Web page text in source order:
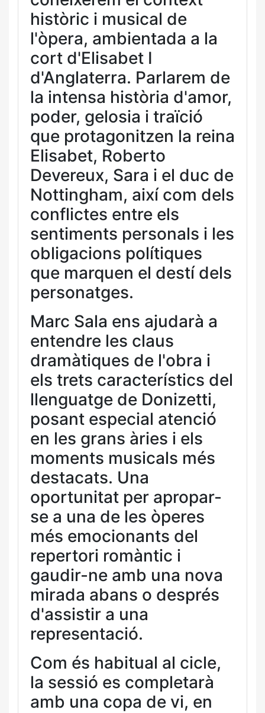
històric i musical de
l'òpera, ambientada a la
cort d'Elisabet I
d'Anglaterra. Parlarem de
la intensa història d'amor,
poder, gelosia i traïció
que protagonitzen la reina
Elisabet, Roberto
Devereux, Sara i el duc de
Nottingham, així com dels
conflictes entre els
sentiments personals i les
obligacions polítiques
que marquen el destí dels
personatges.
Marc Sala ens ajudarà a
entendre les claus
dramàtiques de l'obra i
els trets característics del
llenguatge de Donizetti,
posant especial atenció
en les grans àries i els
moments musicals més
destacats. Una
oportunitat per apropar-
se a una de les òperes
més emocionants del
repertori romàntic i
gaudir-ne amb una nova
mirada abans o després
d'assistir a una
representació.
Com és habitual al cicle,
la sessió es completarà
amb una copa de vi, en